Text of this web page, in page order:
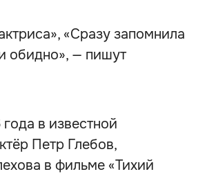
«Сразу запомнила
обидно», — пишут
в известной
Петр Глебов,
в фильме «Тихий